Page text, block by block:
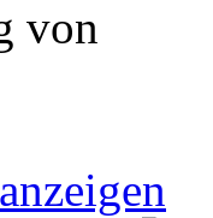
von